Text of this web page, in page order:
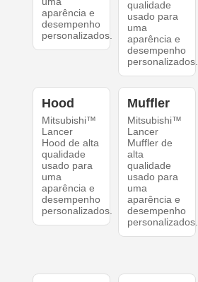
aparência e
desempenho
personalizados.
qualidade
usado para
uma
aparência e
desempenho
personalizados.
Hood
Mitsubishi™
Lancer
Hood de alta
qualidade
usado para
uma
aparência e
desempenho
personalizados.
Muffler
Mitsubishi™
Lancer
Muffler de
alta
qualidade
usado para
uma
aparência e
desempenho
personalizados.